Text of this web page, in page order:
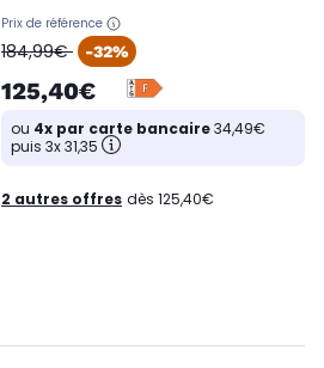
Prix de référence
oldPrice
184,99€ -32%
125,40€
ou 4x par carte bancaire34,49€
puis 3x 31,35
2 autres offres dès 125,40€